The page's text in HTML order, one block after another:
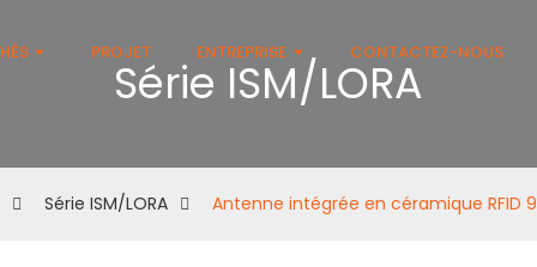
PROJET ENTREPRISE CONTACTEZ-NOUS
Série ISM/LORA
Série ISM/LORA Antenne intégrée en céramique RFID